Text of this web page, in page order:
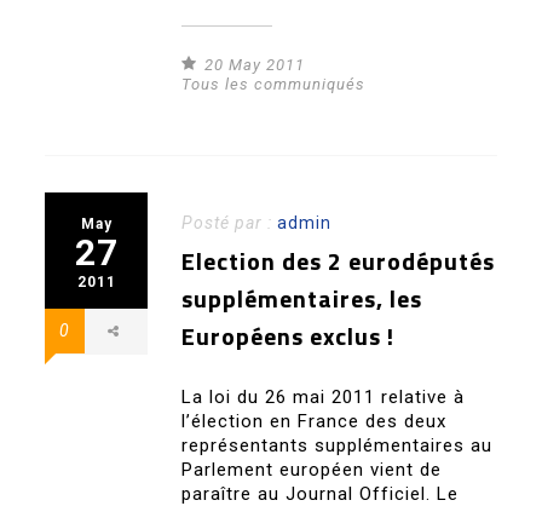
20 May 2011
Tous les communiqués
May
27
2011
0
Posté par :admin
Election des 2 eurodéputés
supplémentaires, les
Européens exclus !
La loi du 26 mai 2011 relative à
l’élection en France des deux
représentants supplémentaires au
Parlement européen vient de
paraître au Journal Officiel. Le